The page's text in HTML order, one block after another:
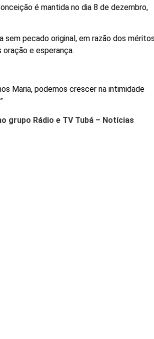
é mantida no dia 8 de dezembro,
sem pecado original, em razão dos méritos
e esperança.
Maria, podemos crescer na intimidade
grupo Rádio e TV Tubá – Notícias